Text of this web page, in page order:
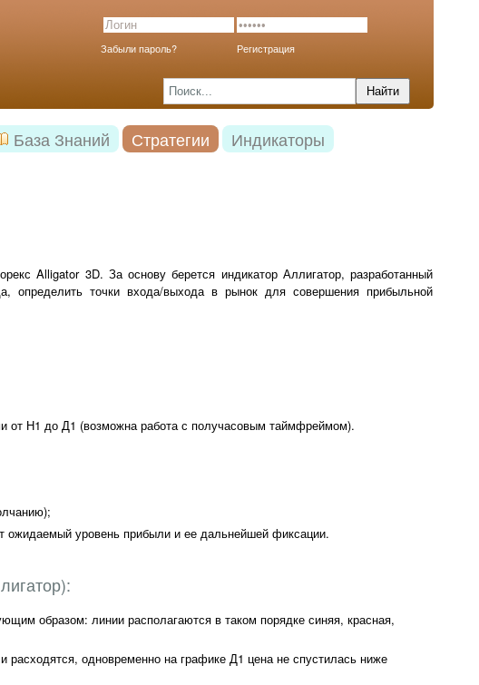
Забыли пароль? Регистрация
База Знаний Стратегии Индикаторы
Alligator 3D. За основу берется индикатор Аллигатор, разработанный
определить точки входа/выхода в рынок для совершения прибыльной
от Н1 до Д1 (возможна работа с получасовым таймфреймом).
ожидаемый уровень прибыли и ее дальнейшей фиксации.
образом: линии располагаются в таком порядке синяя, красная,
одновременно на графике Д1 цена не спустилась ниже